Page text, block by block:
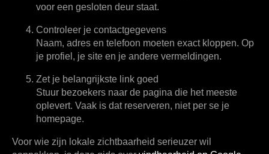
voor een gesloten deur staat.
Controleer je contactgegevens
Naam, adres en telefoon moeten exact kloppen. Op
je profiel, je site en je andere vermeldingen.
Zet je belangrijkste link goed
Stuur bezoekers naar de pagina die het meeste
oplevert. Vaak is dat reserveren, niet per se je
homepage.
Voor wie zijn lokale zichtbaarheid serieuzer wil